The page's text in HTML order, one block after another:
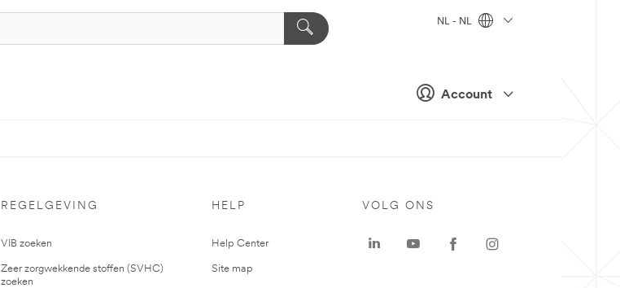
Account
NL - NL
REGELGEVING
VIB zoeken
Zeer zorgwekkende stoffen (SVHC)
zoeken
HELP
Help Center
Site map
VOLG ONS